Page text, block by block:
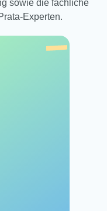
sowie die fachliche
Experten.